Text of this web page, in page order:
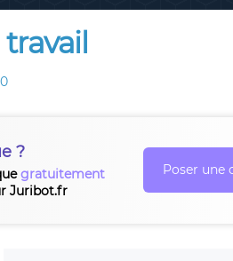
?
gratuitement
Juribot.fr
Poser une